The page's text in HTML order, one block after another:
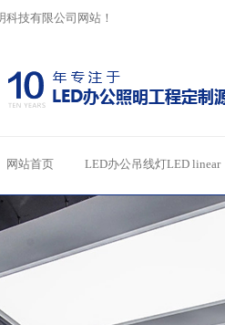
技有限公司网站！
网站首页 LED办公吊线灯LED linear